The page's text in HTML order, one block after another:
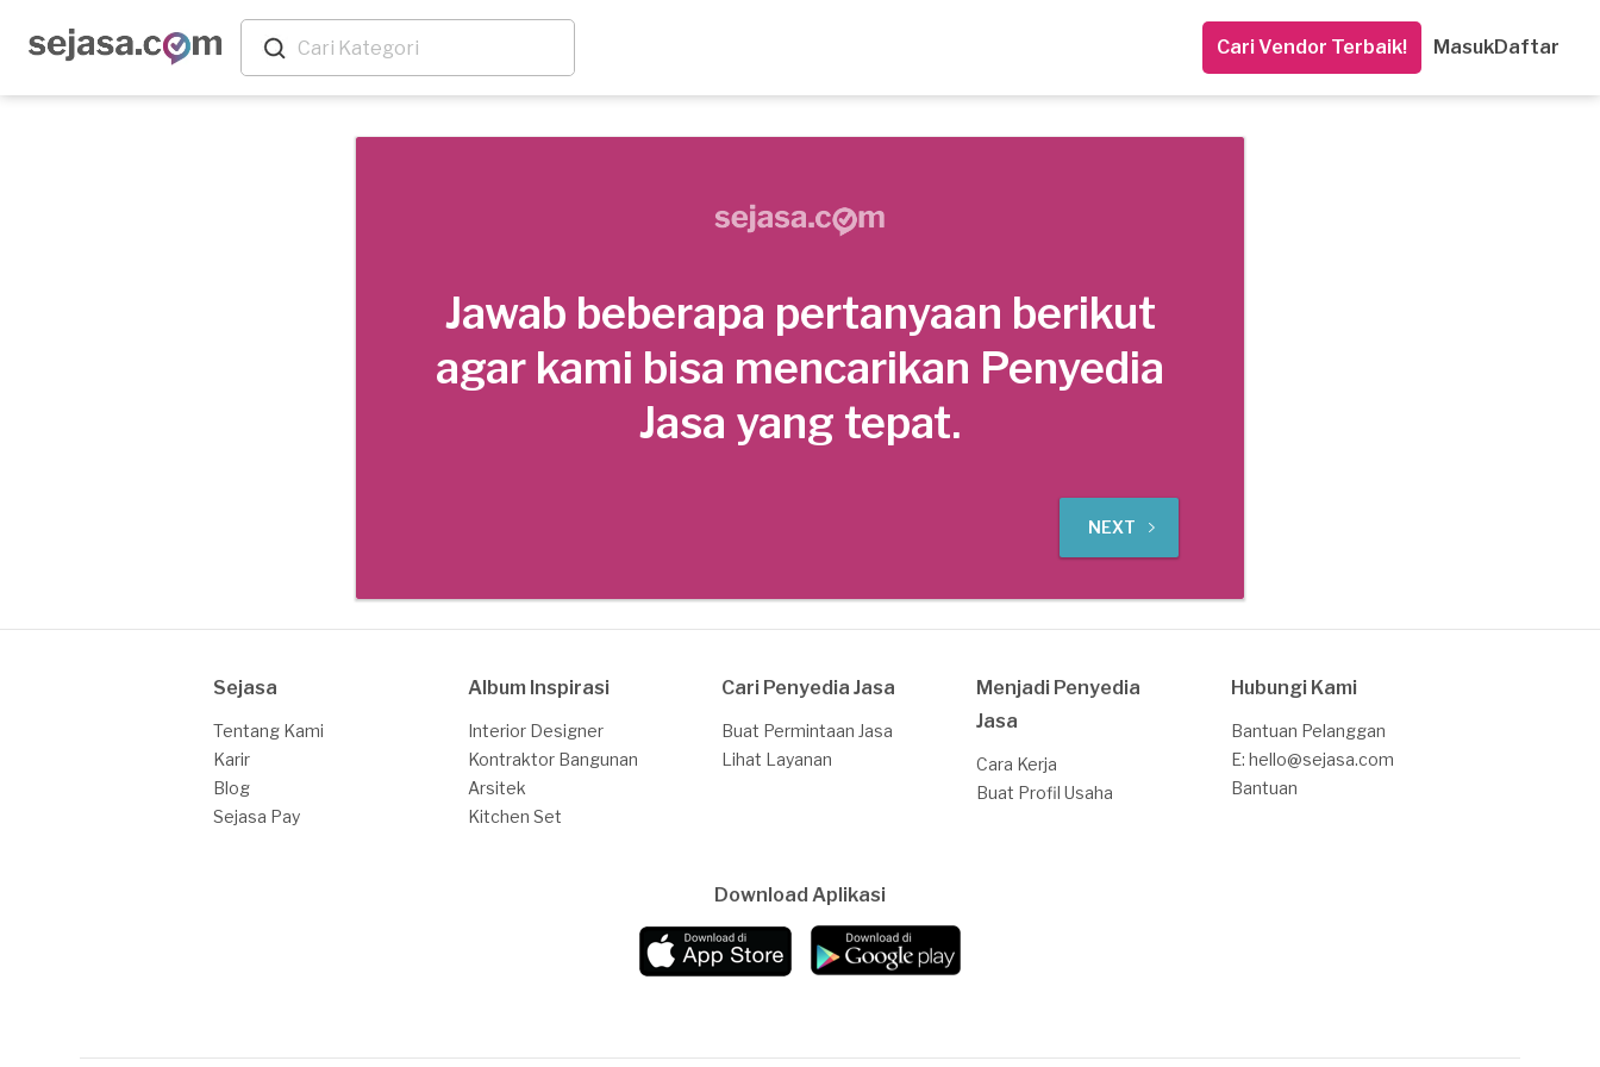
Cari Vendor Terbaik! MasukDaftar
Jawab beberapa pertanyaan berikut
agar kami bisa mencarikan Penyedia
Jasa yang tepat.
NEXT
Sejasa
Tentang Kami
Karir
Blog
Sejasa Pay
Album Inspirasi
Interior Designer
Kontraktor Bangunan
Arsitek
Kitchen Set
Cari Penyedia Jasa
Buat Permintaan Jasa
Lihat Layanan
Menjadi Penyedia
Jasa
Cara Kerja
Buat Profil Usaha
Hubungi Kami
Bantuan Pelanggan
E: hello@sejasa.com
Bantuan
Download Aplikasi